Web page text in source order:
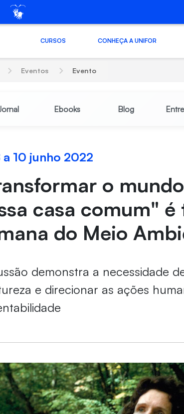
CURSOS CONHEÇA A UNIFOR
Eventos Evento
Ebooks Blog
a 10 junho 2022
o
casa comum" é
do Meio
demonstra a necessidade
e direcionar as ações